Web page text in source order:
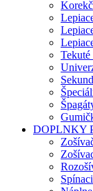
Tekuté
DOPLNKY